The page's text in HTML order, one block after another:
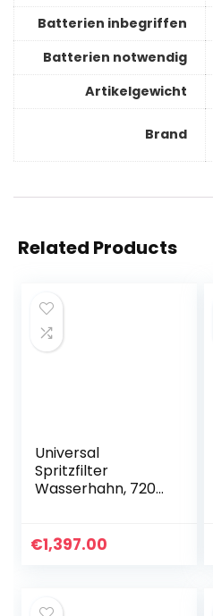
Batterien inbegriffen
Batterien notwendig
Artikelgewicht
Brand
Related Products
Universal
Spritzfilter
Wasserhahn, 720-
Langlebigem
€1,397.00